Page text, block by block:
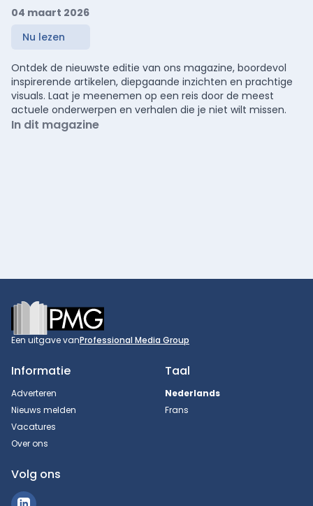
04 maart 2026
Nu lezen
Ontdek de nieuwste editie van ons magazine, boordevol
inspirerende artikelen, diepgaande inzichten en prachtige
visuals. Laat je meenemen op een reis door de meest
actuele onderwerpen en verhalen die je niet wilt missen.
In dit magazine
Footer
Een uitgave vanProfessional Media Group
Informatie
Adverteren
Nieuws melden
Vacatures
Over ons
Taal
Nederlands
Frans
Volg ons